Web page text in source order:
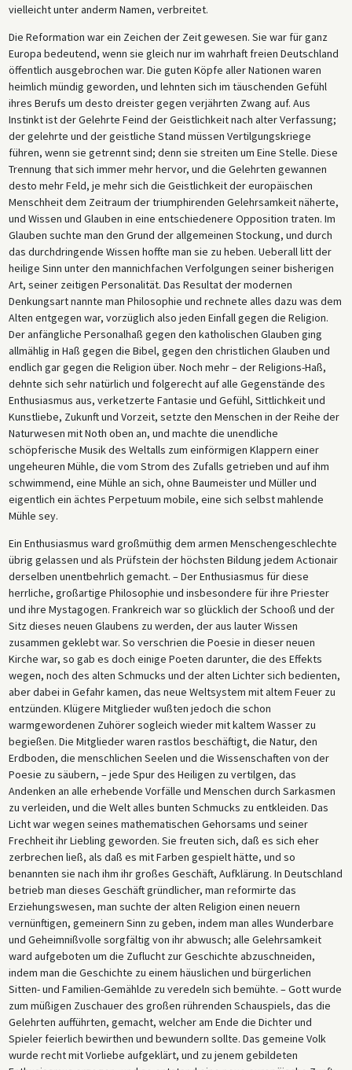
vielleicht unter anderm Namen, verbreitet.
Die Reformation war ein Zeichen der Zeit gewesen. Sie war für ganz
Europa bedeutend, wenn sie gleich nur im wahrhaft freien Deutschland
öffentlich ausgebrochen war. Die guten Köpfe aller Nationen waren
heimlich mündig geworden, und lehnten sich im täuschenden Gefühl
ihres Berufs um desto dreister gegen verjährten Zwang auf. Aus
Instinkt ist der Gelehrte Feind der Geistlichkeit nach alter Verfassung;
der gelehrte und der geistliche Stand müssen Vertilgungskriege
führen, wenn sie getrennt sind; denn sie streiten um Eine Stelle. Diese
Trennung that sich immer mehr hervor, und die Gelehrten gewannen
desto mehr Feld, je mehr sich die Geistlichkeit der europäischen
Menschheit dem Zeitraum der triumphirenden Gelehrsamkeit näherte,
und Wissen und Glauben in eine entschiedenere Opposition traten. Im
Glauben suchte man den Grund der allgemeinen Stockung, und durch
das durchdringende Wissen hoffte man sie zu heben. Ueberall litt der
heilige Sinn unter den mannichfachen Verfolgungen seiner bisherigen
Art, seiner zeitigen Personalität. Das Resultat der modernen
Denkungsart nannte man Philosophie und rechnete alles dazu was dem
Alten entgegen war, vorzüglich also jeden Einfall gegen die Religion.
Der anfängliche Personalhaß gegen den katholischen Glauben ging
allmählig in Haß gegen die Bibel, gegen den christlichen Glauben und
endlich gar gegen die Religion über. Noch mehr – der Religions-Haß,
dehnte sich sehr natürlich und folgerecht auf alle Gegenstände des
Enthusiasmus aus, verketzerte Fantasie und Gefühl, Sittlichkeit und
Kunstliebe, Zukunft und Vorzeit, setzte den Menschen in der Reihe der
Naturwesen mit Noth oben an, und machte die unendliche
schöpferische Musik des Weltalls zum einförmigen Klappern einer
ungeheuren Mühle, die vom Strom des Zufalls getrieben und auf ihm
schwimmend, eine Mühle an sich, ohne Baumeister und Müller und
eigentlich ein ächtes Perpetuum mobile, eine sich selbst mahlende
Mühle sey.
Ein Enthusiasmus ward großmüthig dem armen Menschengeschlechte
übrig gelassen und als Prüfstein der höchsten Bildung jedem Actionair
derselben unentbehrlich gemacht. – Der Enthusiasmus für diese
herrliche, großartige Philosophie und insbesondere für ihre Priester
und ihre Mystagogen. Frankreich war so glücklich der Schooß und der
Sitz dieses neuen Glaubens zu werden, der aus lauter Wissen
zusammen geklebt war. So verschrien die Poesie in dieser neuen
Kirche war, so gab es doch einige Poeten darunter, die des Effekts
wegen, noch des alten Schmucks und der alten Lichter sich bedienten,
aber dabei in Gefahr kamen, das neue Weltsystem mit altem Feuer zu
entzünden. Klügere Mitglieder wußten jedoch die schon
warmgewordenen Zuhörer sogleich wieder mit kaltem Wasser zu
begießen. Die Mitglieder waren rastlos beschäftigt, die Natur, den
Erdboden, die menschlichen Seelen und die Wissenschaften von der
Poesie zu säubern, – jede Spur des Heiligen zu vertilgen, das
Andenken an alle erhebende Vorfälle und Menschen durch Sarkasmen
zu verleiden, und die Welt alles bunten Schmucks zu entkleiden. Das
Licht war wegen seines mathematischen Gehorsams und seiner
Frechheit ihr Liebling geworden. Sie freuten sich, daß es sich eher
zerbrechen ließ, als daß es mit Farben gespielt hätte, und so
benannten sie nach ihm ihr großes Geschäft, Aufklärung. In Deutschland
betrieb man dieses Geschäft gründlicher, man reformirte das
Erziehungswesen, man suchte der alten Religion einen neuern
vernünftigen, gemeinern Sinn zu geben, indem man alles Wunderbare
und Geheimnißvolle sorgfältig von ihr abwusch; alle Gelehrsamkeit
ward aufgeboten um die Zuflucht zur Geschichte abzuschneiden,
indem man die Geschichte zu einem häuslichen und bürgerlichen
Sitten- und Familien-Gemählde zu veredeln sich bemühte. – Gott wurde
zum müßigen Zuschauer des großen rührenden Schauspiels, das die
Gelehrten aufführten, gemacht, welcher am Ende die Dichter und
Spieler feierlich bewirthen und bewundern sollte. Das gemeine Volk
wurde recht mit Vorliebe aufgeklärt, und zu jenem gebildeten